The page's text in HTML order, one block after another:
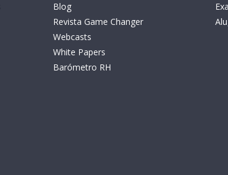
Blog
Revista Game Changer
Webcasts
White Papers
Barómetro RH